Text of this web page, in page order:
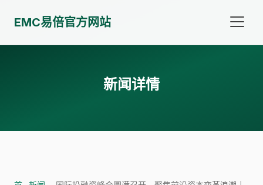
EMC易倍官方网站
新闻详情